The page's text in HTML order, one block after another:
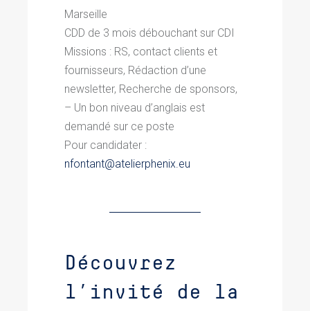
Marseille
CDD de 3 mois débouchant sur CDI
Missions : RS, contact clients et
fournisseurs, Rédaction d’une
newsletter, Recherche de sponsors,
– Un bon niveau d’anglais est
demandé sur ce poste
Pour candidater :
nfontant@atelierphenix.eu
Découvrez
l’invité de la